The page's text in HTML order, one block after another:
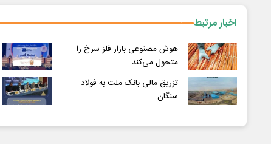
اخبار مرتبط
هوش مصنوعی بازار فلز سرخ را
متحول می‌کند
تزریق مالی بانک ملت به فولاد
سنگان